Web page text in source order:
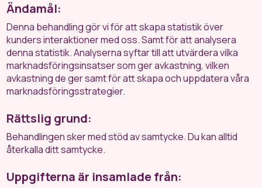
Ändamål:
Denna behandling gör vi för att skapa statistik över
kunders interaktioner med oss. Samt för att analysera
denna statistik. Analyserna syftar till att utvärdera vilka
marknadsföringsinsatser som ger avkastning, vilken
avkastning de ger samt för att skapa och uppdatera våra
marknadsföringsstrategier.
Rättslig grund:
Behandlingen sker med stöd av samtycke. Du kan alltid
återkalla ditt samtycke.
Uppgifterna är insamlade från: